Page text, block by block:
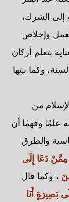
إلى الشرك،
وإخلاص
بتعلم أركان
وكما بينها
من
علمًا وفهمًا أن
والطرق
دَعَا إِلَى
، وكما قال
بَصِيرَةٍ أَنَا